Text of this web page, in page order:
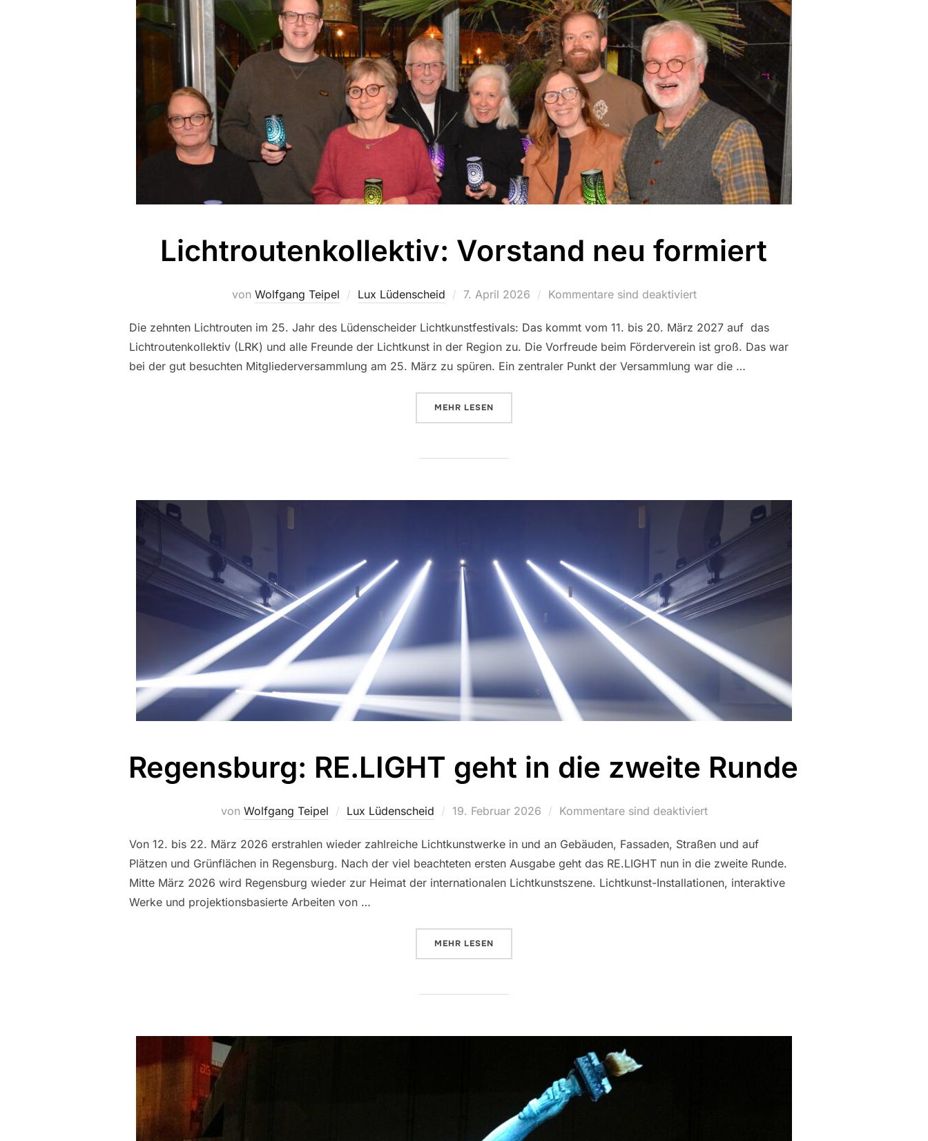
Lichtroutenkollektiv: Vorstand neu formiert
von Wolfgang Teipel Lux Lüdenscheid
Veröffentlicht
7. April 2026 Kommentare sind deaktiviert
Die zehnten Lichtrouten im 25. Jahr des Lüdenscheider Lichtkunstfestivals: Das kommt vom 11. bis 20. März 2027 auf das
Lichtroutenkollektiv (LRK) und alle Freunde der Lichtkunst in der Region zu. Die Vorfreude beim Förderverein ist groß. Das war
bei der gut besuchten Mitgliederversammlung am 25. März zu spüren. Ein zentraler Punkt der Versammlung war die …
MEHR ÜBER „LICHTROUTENKOLLEKTIV: VORSTAND NEU FORMIERT“
LESEN
Regensburg: RE.LIGHT geht in die zweite Runde
von Wolfgang Teipel Lux Lüdenscheid
Veröffentlicht
19. Februar 2026 Kommentare sind deaktiviert
Von 12. bis 22. März 2026 erstrahlen wieder zahlreiche Lichtkunstwerke in und an Gebäuden, Fassaden, Straßen und auf
Plätzen und Grünflächen in Regensburg. Nach der viel beachteten ersten Ausgabe geht das RE.LIGHT nun in die zweite Runde.
Mitte März 2026 wird Regensburg wieder zur Heimat der internationalen Lichtkunstszene. Lichtkunst-Installationen, interaktive
Werke und projektionsbasierte Arbeiten von …
MEHR ÜBER „REGENSBURG: RE.LIGHT GEHT IN DIE ZWEITE RUNDE“
LESEN